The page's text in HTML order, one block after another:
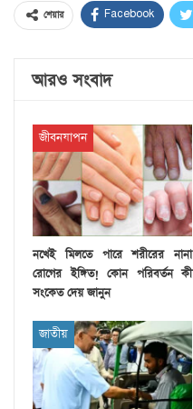
শেয়ার Facebook
আরও সংবাদ
জীবনযাপন
নখেই মিলতে পারে শরীরের নানা
রোগের ইঙ্গিত! কোন পরিবর্তন কী
সংকেত দেয় জানুন
জাতীয়